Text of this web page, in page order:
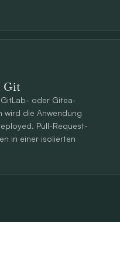
Git
oder Gitea-
wird die Anwendung
Pull-Request-
in einer isolierten